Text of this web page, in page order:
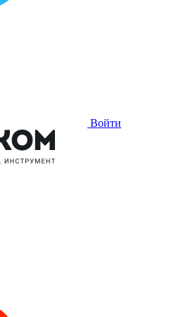
Войти